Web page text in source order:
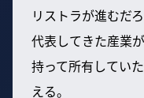
リストラが進むだ
代表してきた産業
持って所有してい
える。